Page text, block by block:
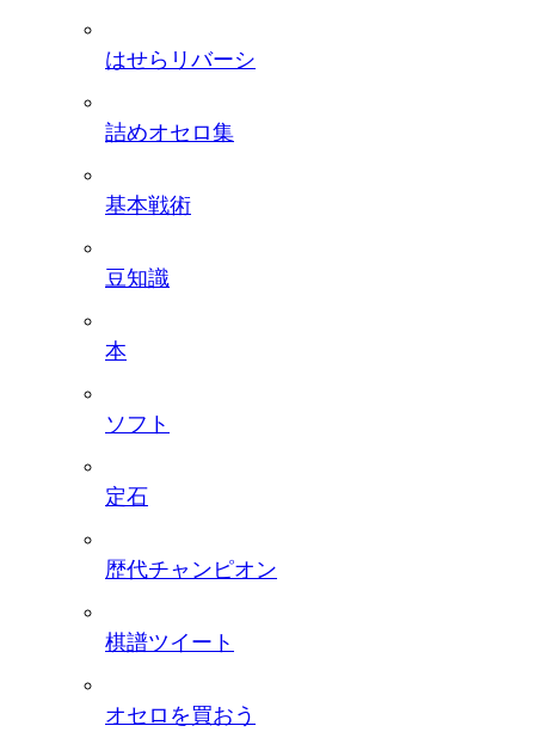
はせらリバーシ
詰めオセロ集
基本戦術
豆知識
本
ソフト
定石
歴代チャンピオン
棋譜ツイート
オセロを買おう